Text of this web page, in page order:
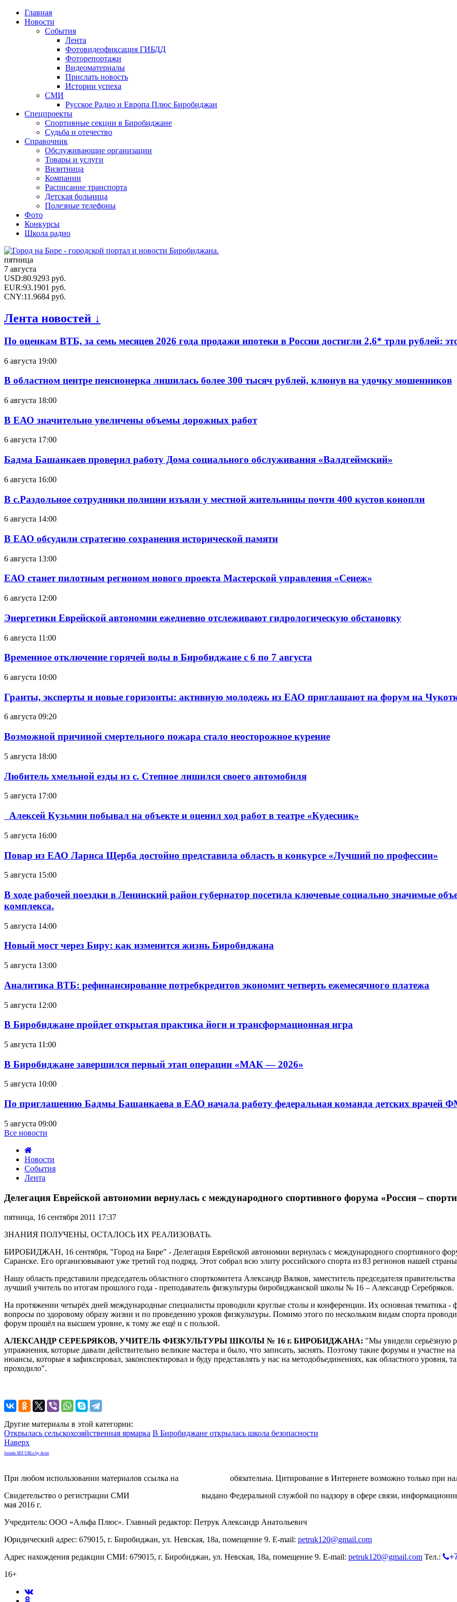
Главная
Новости
События
Лента
Фотовидеофиксация ГИБДД
Фоторепортажи
Видеоматериалы
Прислать новость
Истории успеха
СМИ
Русское Радио и Европа Плюс Биробиджан
Спецпроекты
Спортивные секции в Биробиджане
Судьба и отечество
Справочник
Обслуживающие организации
Товары и услуги
Визитница
Компании
Расписание транспорта
Детская больница
Полезные телефоны
Фото
Конкурсы
Школа радио
пятница
7 августа
USD:80.9293 руб.
EUR:93.1901 руб.
CNY:11.9684 руб.
Лента новостей ↓
По оценкам ВТБ, за семь месяцев 2026 года продажи ипотеки в России достигли 2,6* трлн рублей:
6 августа 19:00
В областном центре пенсионерка лишилась более 300 тысяч рублей, клюнув на удочку мошенников
6 августа 18:00
В ЕАО значительно увеличены объемы дорожных работ
6 августа 17:00
Бадма Башанкаев проверил работу Дома социального обслуживания «Валдгеймский»
6 августа 16:00
В с.Раздольное сотрудники полиции изъяли у местной жительницы почти 400 кустов конопли
6 августа 14:00
В ЕАО обсудили стратегию сохранения исторической памяти
6 августа 13:00
ЕАО станет пилотным регионом нового проекта Мастерской управления «Сенеж»
6 августа 12:00
Энергетики Еврейской автономии ежедневно отслеживают гидрологическую обстановку
6 августа 11:00
Временное отключение горячей воды в Биробиджане с 6 по 7 августа
6 августа 10:00
Гранты, эксперты и новые горизонты: активную молодежь из ЕАО приглашают на форум на
6 августа 09:20
Возможной причиной смертельного пожара стало неосторожное курение
5 августа 18:00
Любитель хмельной езды из с. Степное лишился своего автомобиля
5 августа 17:00
Алексей Кузьмин побывал на объекте и оценил ход работ в театре «Кудесник»
5 августа 16:00
Повар из ЕАО Лариса Щерба достойно представила область в конкурсе «Лучший по профессии»
5 августа 15:00
В ходе рабочей поездки в Ленинский район губернатор посетила ключевые социально значимые
комплекса.
5 августа 14:00
Новый мост через Биру: как изменится жизнь Биробиджана
5 августа 13:00
Аналитика ВТБ: рефинансирование потребкредитов экономит четверть ежемесячного платежа
5 августа 12:00
В Биробиджане пройдет открытая практика йоги и трансформационная игра
5 августа 11:00
В Биробиджане завершился первый этап операции «МАК — 2026»
5 августа 10:00
По приглашению Бадмы Башанкаева в ЕАО начала работу федеральная команда детских врачей
5 августа 09:00
Все новости
Новости
События
Лента
Еврейской
автономии
вернулась
международного
форума
«Россия
спортивная
держава»
Делегация Еврейской автономии вернулась с международного спортивного форума «Россия –
пятница, 16 сентября 2011 17:37
ЗНАНИЯ ПОЛУЧЕНЫ, ОСТАЛОСЬ ИХ РЕАЛИЗОВАТЬ.
БИРОБИДЖАН, 16 сентября, "Город на Бире" - Делегация Еврейской автономии вернулась с международного спортивного
Саранске. Его организовывают уже третий год подряд. Этот собрал всю элиту российского спорта из 83 регионов нашей
Нашу область представили председатель областного спорткомитета Александр Вялков, заместитель председателя
лучший учитель по итогам прошлого года - преподаватель физкультуры биробиджанской школы № 16 – Александр Серебряков.
На протяжении четырёх дней международные специалисты проводили круглые столы и конференции. Их основная тематика -
вопросы по здоровому образу жизни и по проведению уроков физкультуры. Помимо этого по нескольким видам спорта
форум прошёл на высшем уровне, к тому же ещё и с пользой.
АЛЕКСАНДР СЕРЕБРЯКОВ, УЧИТЕЛЬ ФИЗКУЛЬТУРЫ ШКОЛЫ № 16 г. БИРОБИДЖАНА: "Мы увидели серьёзную
упражнения, которые давали действительно великие мастера и было, что записать, заснять. Поэтому такие форумы и участие
нюансы, которые я зафиксировал, законспектировал и буду представлять у нас на методобъединениях, как областного уровня,
проходило".
Другие материалы в этой категории:
Открылась сельскохозяйственная ярмарка В Биробиджане открылась школа безопасности
Наверх
Joomla SEF URLs by Artio
При любом использовании материалов ссылка на
обязательна. Цитирование в Интернете возможно только при
Свидетельство о регистрации СМИ
выдано Федеральной службой по надзору в сфере связи,
мая 2016 г.
Учредитель: ООО «Альфа Плюс». Главный редактор: Петрук Александр Анатольевич
Юридический адрес: 679015, г. Биробиджан, ул. Невская, 18а, помещение 9. E-mail: petruk120@gmail.com
Адрес нахождения редакции СМИ: 679015, г. Биробиджан, ул. Невская, 18а, помещение 9. E-mail: petruk120@gmail.com Тел.:
16+